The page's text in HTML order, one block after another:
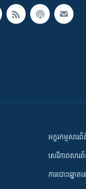
អក្ខរកម្មសារ
សេរីភាពសារ
ការបោះឆ្នោត